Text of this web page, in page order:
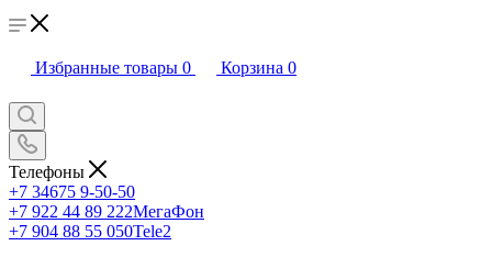
Избранные товары 0 Корзина 0
Телефоны
+7 34675 9-50-50
+7 922 44 89 222МегаФон
+7 904 88 55 050Tele2